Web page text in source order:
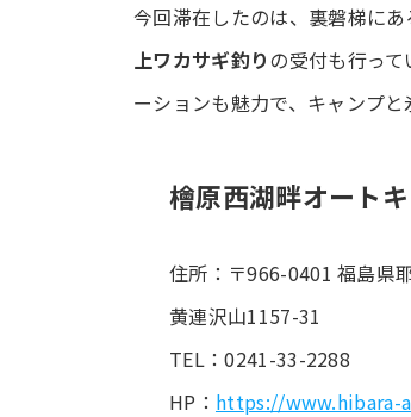
今回滞在したのは、裏磐梯に
上ワカサギ釣りの受付も行っ
ーションも魅力で、キャンプ
檜原西湖畔オート
住所：〒966-0401 福島県
黄連沢山1157-31
TEL：0241-33-2288
HP： https://www.hibara-